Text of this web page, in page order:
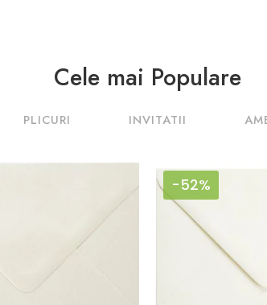
Cele mai Populare
PLICURI INVITATII
-52%